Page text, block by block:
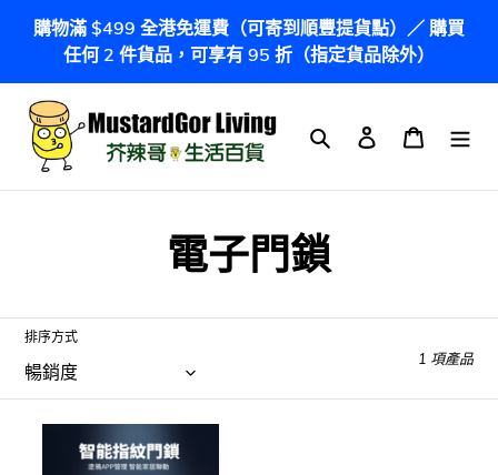
容
購物滿 $499 全港免運費（可寄到順豐提貨點）／ 購買
任何 2 件貨品，可享有 95 折（指定貨品除外）
搜尋 登入 購物車
商
列
:
電子門鎖
排序方式
1 項產品